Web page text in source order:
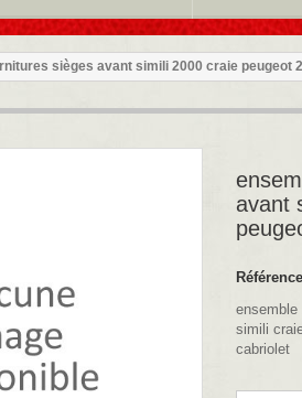
sièges avant simili 2000 craie peugeot
avant
Référence
ensemble
simili
cabriolet